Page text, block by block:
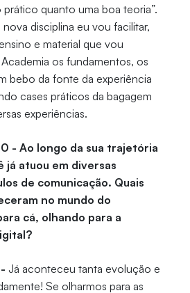
prático quanto uma boa teoria”.
nova disciplina eu vou facilitar,
e material que vou
os fundamentos, os
bebo da fonte da experiência
cases práticos da bagagem
experiências.
- Ao longo da sua trajetória
já atuou em diversas
de comunicação. Quais
no mundo do
cá, olhando para a
Já aconteceu tanta evolução e
Se olharmos para as